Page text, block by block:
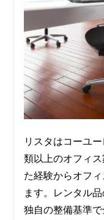
リスタはコーユ
類以上のオフィ
た経験からオフ
ます。レンタル
独自の整備基準